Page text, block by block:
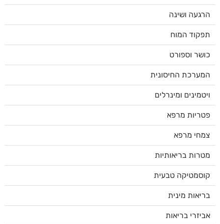
הרגעה ושינה
תפקוד המוח
כושר וספורט
המערכת החיסונית
ויטמינים ומינרלים
פטריות מרפא
צמחי מרפא
מטרות בריאותיות
קוסמטיקה טבעית
בריאות מינית
אביזרי בריאות